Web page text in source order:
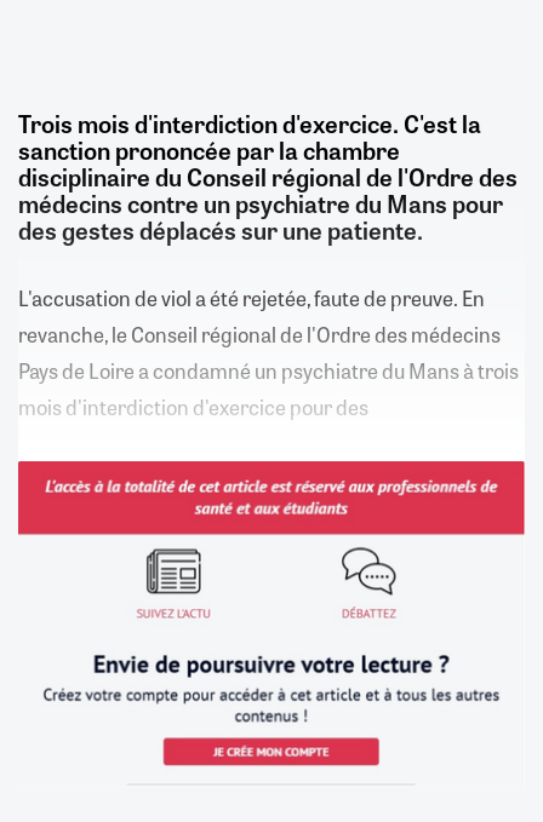
Trois mois d'interdiction d'exercice. C'est la
sanction prononcée par la chambre
disciplinaire du Conseil régional de l'Ordre des
médecins contre un psychiatre du Mans pour
des gestes déplacés sur une patiente.
L'accusation de viol a été rejetée, faute de preuve. En
revanche, le Conseil régional de l'Ordre des médecins
Pays de Loire a condamné un psychiatre du Mans à trois
mois d'interdiction d'exercice pour des